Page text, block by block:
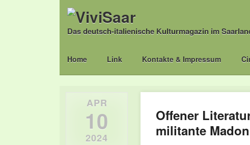
Das deutsch-italienische Kulturmagazin im
Main menu
Skip
Home Link Kontakte & Impressum
Offener
militante
APR
10
2024